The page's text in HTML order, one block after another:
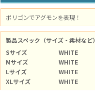
ポリゴンでアグモンを表現！
製品スペック（サイズ・素材など）
Sサイズ
WHITE
Mサイズ
WHITE
Lサイズ
WHITE
XLサイズ
WHITE